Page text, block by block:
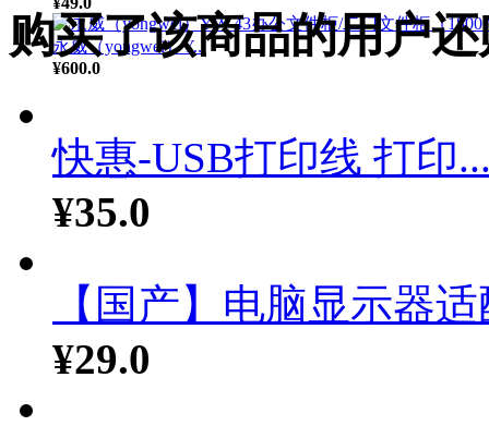
永威（yongwei）Y...
¥600.0
购买了该商品的用户
快惠-USB打印线 打印
¥35.0
【国产】电脑显示器
¥29.0